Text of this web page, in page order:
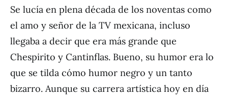
Se lucía en plena década de los noventas como
el amo y señor de la TV mexicana, incluso
llegaba a decir que era más grande que
Chespirito y Cantinflas. Bueno, su humor era lo
que se tilda cómo humor negro y un tanto
bizarro. Aunque su carrera artística hoy en día